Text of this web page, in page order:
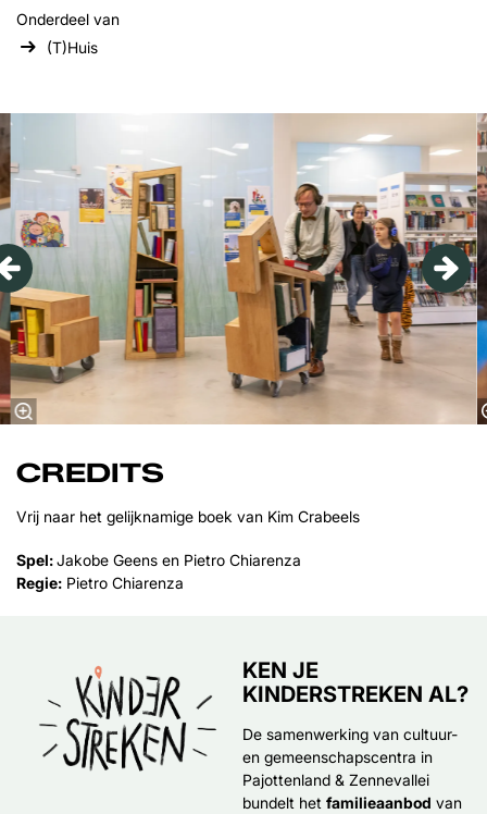
Onderdeel van
(T)Huis
Overslaan
CREDITS
Vrij naar het gelijknamige boek van Kim Crabeels
Spel:Jakobe Geens en Pietro Chiarenza
Regie: Pietro Chiarenza
KEN JE
KINDERSTREKEN AL?
De samenwerking van cultuur-
en gemeenschapscentra in
Pajottenland & Zennevallei
bundelt het familieaanbod van